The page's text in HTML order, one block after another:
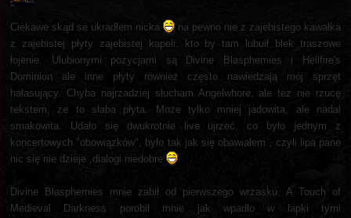
Ciekawe skąd se ukradłem nicka
na pewno nie z zajebistego kawałka
z zajebistej płyty zajebistej kapeli. kto by tam lubuił blek traszowe
łojenie. Ulubionymi pozycjami są Divine Blasphemies i Hellfire's
Dominion ale inne płyty również często nawiedzają mój sprzęt
hałasujący. Chyba najrzadziej słucham Angelwhore, ale tez nie rzucę
tekstem, ze to słaba płyta. Może tylko mniej jadowita, ale nadal
smakowita. Udało się dwukrotnie live ujrzeć, co było jednym z
koncertowych "obowiązków", było tak jak się obawiałem , czyli lipa pane
nic się nie dzieje ,dialogi niedobre
.
Divine Blasphemies mnie zabił od pierwszego wrzasku, A Touch of
Medieval Darkness porobił mnie jak wpadło w lapki tymi